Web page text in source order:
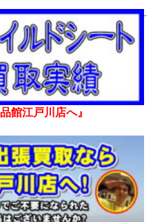
館江戸川店へ』